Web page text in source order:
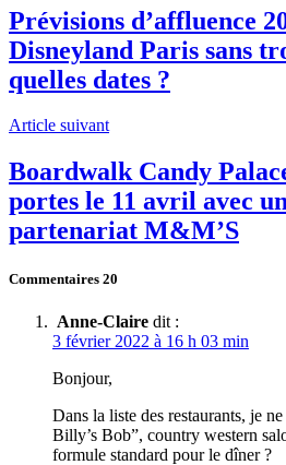
Prévisions d’affluence
Disneyland Paris sans
quelles dates ?
Article suivant
Boardwalk Candy
portes le 11 avril avec
partenariat M&M’S
Commentaires 20
Anne-Claire dit :
3 février 2022 à 16 h 03 min
Bonjour,
Dans la liste des restaurants, je
Billy’s Bob”, country western
formule standard pour le dîner ?